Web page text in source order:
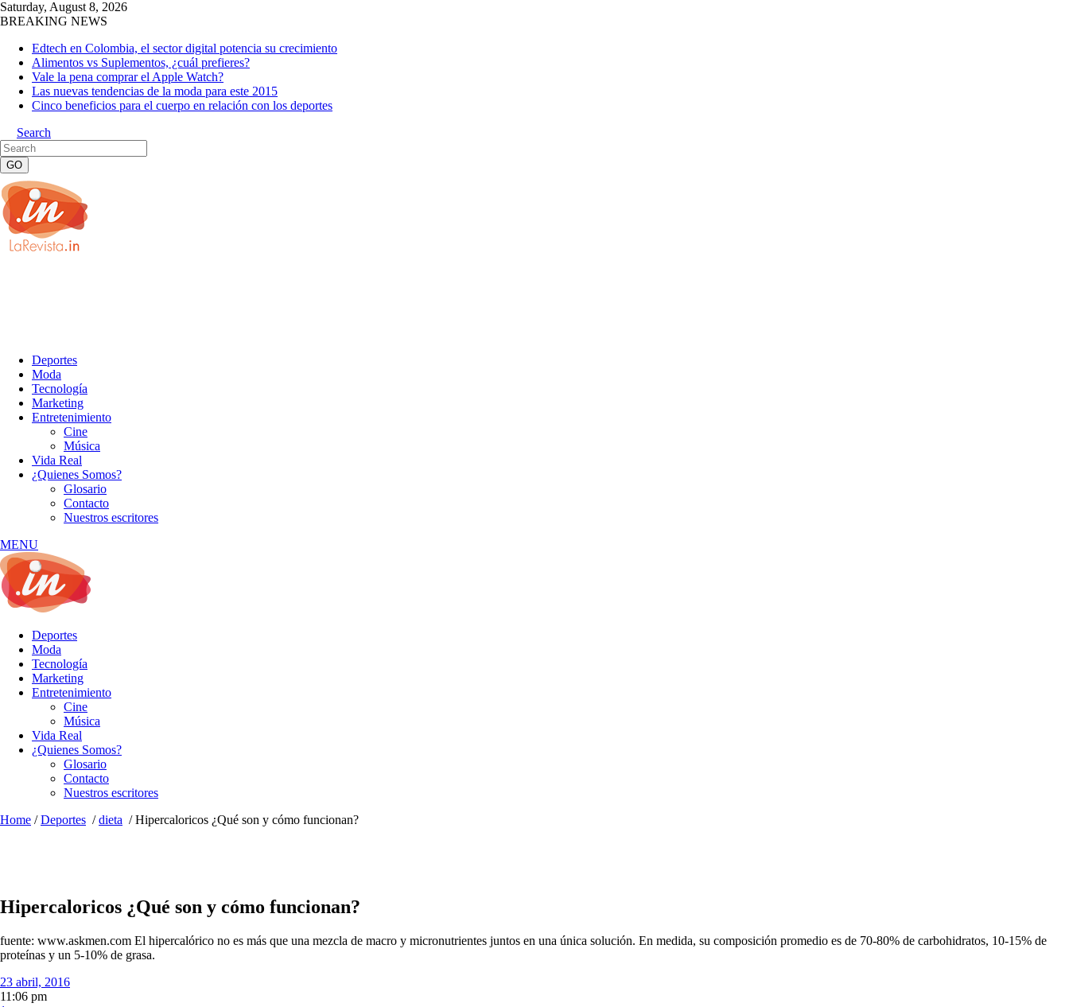
Saturday, August 8, 2026
BREAKING NEWS
Edtech en Colombia, el sector digital potencia su crecimiento
Alimentos vs Suplementos, ¿cuál prefieres?
Vale la pena comprar el Apple Watch?
Las nuevas tendencias de la moda para este 2015
Cinco beneficios para el cuerpo en relación con los deportes
Search
Deportes
Moda
Tecnología
Marketing
Entretenimiento
Cine
Música
Vida Real
¿Quienes Somos?
Glosario
Contacto
Nuestros escritores
MENU
Deportes
Moda
Tecnología
Marketing
Entretenimiento
Cine
Música
Vida Real
¿Quienes Somos?
Glosario
Contacto
Nuestros escritores
Home /Deportes /dieta /Hipercaloricos ¿Qué son y cómo funcionan?
Hipercaloricos ¿Qué son y cómo funcionan?
fuente: www.askmen.com El hipercalórico no es más que una mezcla de macro y micronutrientes juntos en una única solución. En medida, su composición promedio es de 70-80% de carbohidratos, 10-15% de
proteínas y un 5-10% de grasa.
23 abril, 2016
11:06 pm